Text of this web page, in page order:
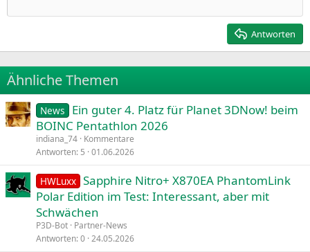
22
26
Times New Roman
Trebuchet MS
Verdana
Heading 2
Antworten
Ähnliche Themen
News
Ein guter 4. Platz für Planet 3DNow! beim
BOINC Pentathlon 2026
indiana_74 Kommentare
Antworten 5 01.06.2026
HWLuxx Sapphire Nitro+ X870EA PhantomLink
Polar Edition im Test: Interessant, aber mit
Schwächen
P3D-Bot Partner-News
Antworten 0 24.05.2026